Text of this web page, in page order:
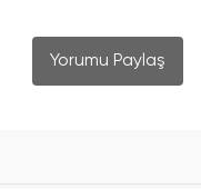
Yorumu Paylaş